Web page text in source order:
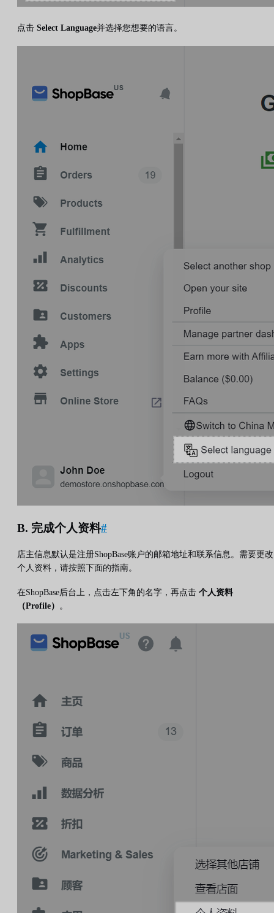
点击 Select Language并选择您想要的语言。
B. 完成个人资料#
店主信息默认是注册ShopBase账户的邮箱地址和联系信息。需要更改
个人资料，请按照下面的指南。
在ShopBase后台上，点击左下角的名字，再点击 个人资料
（Profile）
。